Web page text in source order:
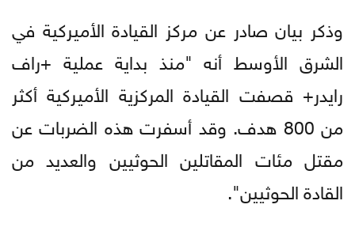
وذكر بيان صادر عن مركز القيادة الأميركية في
الشرق الأوسط أنه "منذ بداية عملية +راف
رايدر+ قصفت القيادة المركزية الأميركية أكثر
من 800 هدف. وقد أسفرت هذه الضربات عن
مقتل مئات المقاتلين الحوثيين والعديد من
القادة الحوثيين".